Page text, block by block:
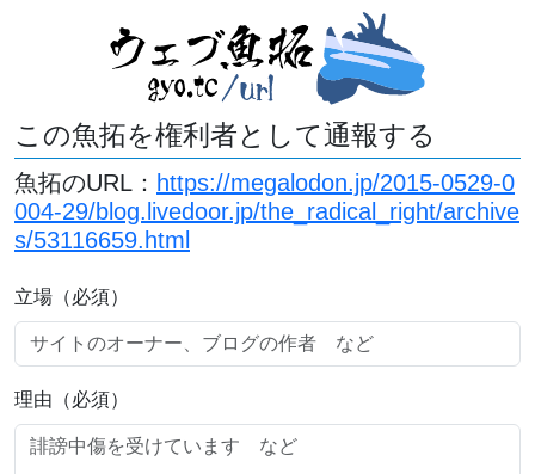
この魚拓を権利者として通報する
魚拓のURL： https://megalodon.jp/2015-0529-0
004-29/blog.livedoor.jp/the_radical_right/archive
s/53116659.html
立場（必須）
理由（必須）